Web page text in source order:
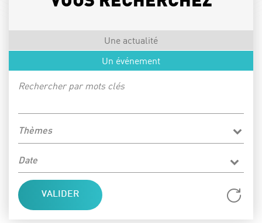
Une actualité
Un événement
Rechercher par mots clés
Thèmes
Date